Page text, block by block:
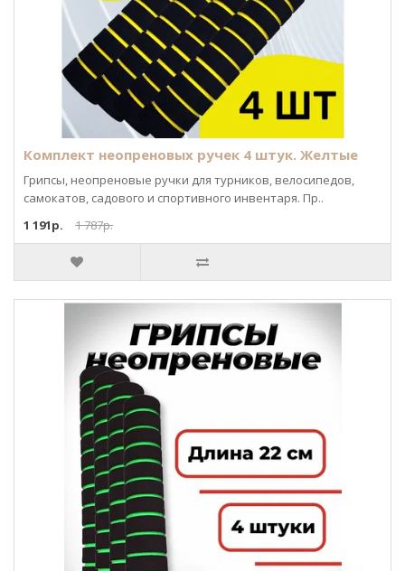
Комплект неопреновых ручек 4 штук. Желтые
Грипсы, неопреновые ручки для турников, велосипедов,
самокатов, садового и спортивного инвентаря. Пр..
1 191р.
1 787р.